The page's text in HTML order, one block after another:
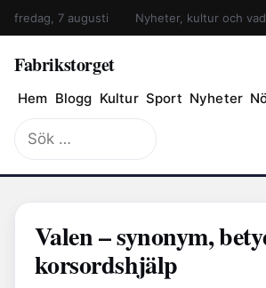
fredag, 7 augusti Nyheter, kultur och
Fabrikstorget
Hem Blogg Kultur Sport Nyheter
Sök
efter:
Valen – synonym,
korsordshjälp